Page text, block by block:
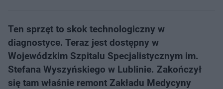
Ten sprzęt to skok technologiczny w
diagnostyce. Teraz jest dostępny w
Wojewódzkim Szpitalu Specjalistycznym im.
Stefana Wyszyńskiego w Lublinie. Zakończył
się tam właśnie remont Zakładu Medycyny